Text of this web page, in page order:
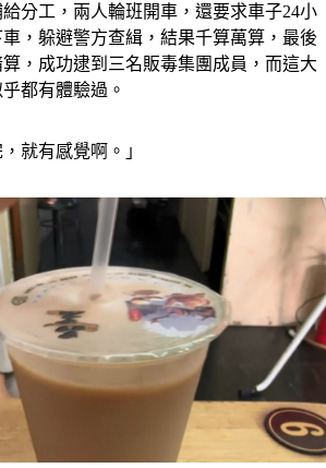
分工，兩人輪班開車，還要求車子24小
，躲避警方查緝，結果千算萬算，最後
，成功逮到三名販毒集團成員，而這大
都有體驗過。
就有感覺啊。」